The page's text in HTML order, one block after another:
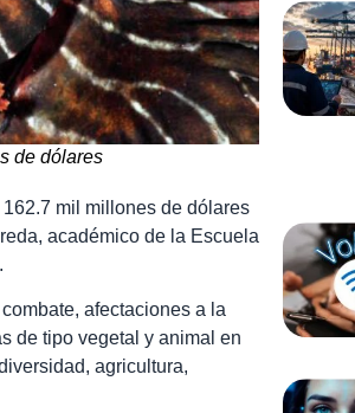
de dólares
mil millones de dólares
académico de la Escuela
afectaciones a la
de tipo vegetal y animal en
agricultura,